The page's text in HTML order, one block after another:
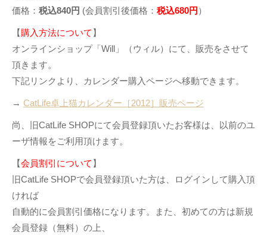
価格： 税込840円 (会員割引後価格： 税込680円 ）
【購入方法について 】
オンラインショップ「Will」（ウィル）にて、販売をさせて
頂きます。
下記リンクより、カレンダー購入ページへ移動できます。
→ CatLife卓上猫カレンダー［2012］販売ページ
尚、旧CatLife SHOPにて会員登録頂いたお客様は、以前のユ
ーザ情報をご利用頂けます。
【会員割引について 】
旧CatLife SHOPで会員登録頂いた方は、ログインして購入頂
ければ
自動的に会員割引価格になります。また、初めての方は新規
会員登録（無料）の上、